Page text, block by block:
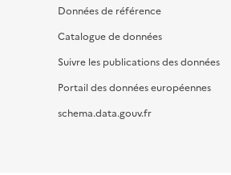
Données de référence
Catalogue de données
Suivre les publications des données
Portail des données européennes
schema.data.gouv.fr